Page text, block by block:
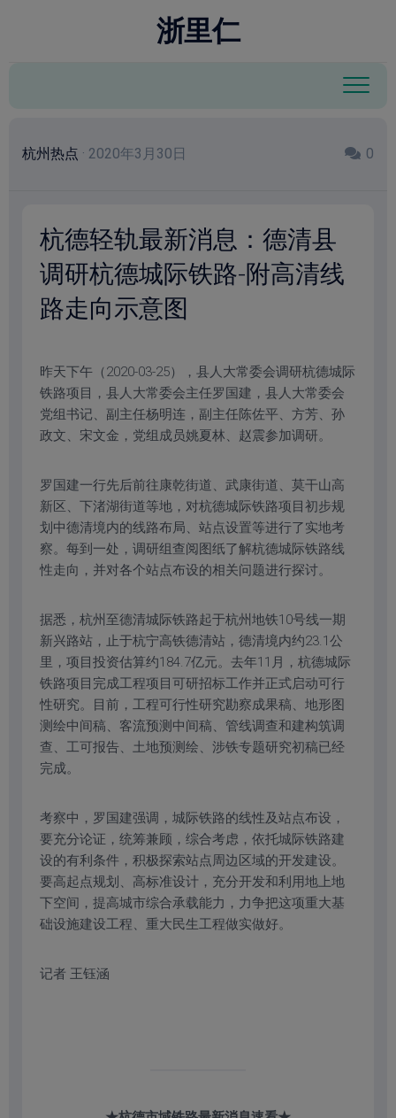
浙里仁
杭州热点 · 2020年3月30日 0
杭德轻轨最新消息：德清县
调研杭德城际铁路-附高清线
路走向示意图
昨天下午（2020-03-25），县人大常委会调研杭德城际
铁路项目，县人大常委会主任罗国建，县人大常委会
党组书记、副主任杨明连，副主任陈佐平、方芳、孙
政文、宋文金，党组成员姚夏林、赵震参加调研。
罗国建一行先后前往康乾街道、武康街道、莫干山高
新区、下渚湖街道等地，对杭德城际铁路项目初步规
划中德清境内的线路布局、站点设置等进行了实地考
察。每到一处，调研组查阅图纸了解杭德城际铁路线
性走向，并对各个站点布设的相关问题进行探讨。
据悉，杭州至德清城际铁路起于杭州地铁10号线一期
新兴路站，止于杭宁高铁德清站，德清境内约23.1公
里，项目投资估算约184.7亿元。去年11月，杭德城际
铁路项目完成工程项目可研招标工作并正式启动可行
性研究。目前，工程可行性研究勘察成果稿、地形图
测绘中间稿、客流预测中间稿、管线调查和建构筑调
查、工可报告、土地预测绘、涉铁专题研究初稿已经
完成。
考察中，罗国建强调，城际铁路的线性及站点布设，
要充分论证，统筹兼顾，综合考虑，依托城际铁路建
设的有利条件，积极探索站点周边区域的开发建设。
要高起点规划、高标准设计，充分开发和利用地上地
下空间，提高城市综合承载能力，力争把这项重大基
础设施建设工程、重大民生工程做实做好。
记者 王钰涵